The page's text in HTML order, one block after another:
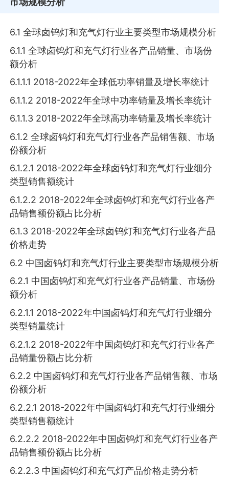
6.1 全球卤钨灯和充气灯行业主要类型市场规模分析
6.1.1 全球卤钨灯和充气灯行业各产品销量、市场份
额分析
6.1.1.1 2018-2022年全球低功率销量及增长率统计
6.1.1.2 2018-2022年全球中功率销量及增长率统计
6.1.1.3 2018-2022年全球高功率销量及增长率统计
6.1.2 全球卤钨灯和充气灯行业各产品销售额、市场
份额分析
6.1.2.1 2018-2022年全球卤钨灯和充气灯行业细分
类型销售额统计
6.1.2.2 2018-2022年全球卤钨灯和充气灯行业各产
品销售额份额占比分析
6.1.3 2018-2022年全球卤钨灯和充气灯行业各产品
价格走势
6.2 中国卤钨灯和充气灯行业主要类型市场规模分析
6.2.1 中国卤钨灯和充气灯行业各产品销量、市场份
额分析
6.2.1.1 2018-2022年中国卤钨灯和充气灯行业细分
类型销量统计
6.2.1.2 2018-2022年中国卤钨灯和充气灯行业各产
品销量份额占比分析
6.2.2 中国卤钨灯和充气灯行业各产品销售额、市场
份额分析
6.2.2.1 2018-2022年中国卤钨灯和充气灯行业细分
类型销售额统计
6.2.2.2 2018-2022年中国卤钨灯和充气灯行业各产
品销售额份额占比分析
6.2.2.3 中国卤钨灯和充气灯产品价格走势分析